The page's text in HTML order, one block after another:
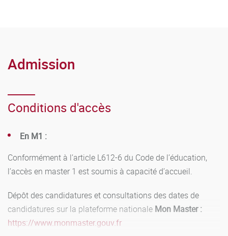
Admission
Conditions d'accès
En M1 :
Conformément à l’article L612-6 du Code de l’éducation,
l’accès en master 1 est soumis à capacité d’accueil.
Dépôt des candidatures et consultations des dates de
candidatures sur la plateforme nationale Mon Master :
https://www.monmaster.gouv.fr